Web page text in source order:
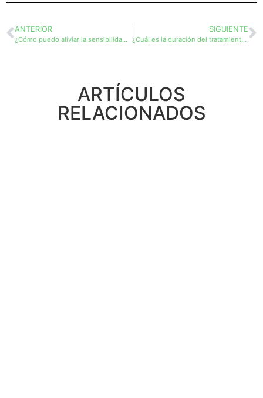
ANTERIOR
¿Cómo puedo aliviar la sensibilidad dental?
SIGUIENTE
¿Cuál es la duración del tratamiento de ortodoncia?
ARTÍCULOS
RELACIONADOS